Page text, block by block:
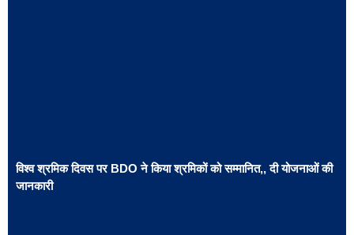
विश्व श्रमिक दिवस पर BDO ने किया श्रमिकों को सम्मानित,, दी योजनाओं की
जानकारी